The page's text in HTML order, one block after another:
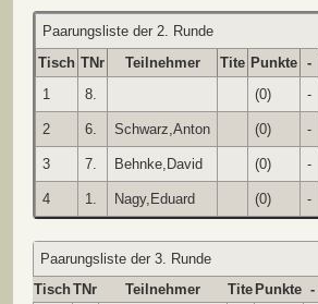
Paarungsliste der 2. Runde
Tisch TNr Teilnehmer Tite Punkte -
1
8. (0) -
2 6. Schwarz,Anton (0) -
3 7. Behnke,David (0) -
4 1. Nagy,Eduard (0) -
Paarungsliste der 3. Runde
TischTNr Teilnehmer Tite Punkte -